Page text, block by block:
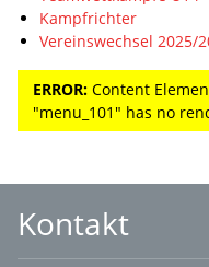
Kampfrichter
Vereinswechsel 2025/
ERROR: Content
"menu_101" has no
Kontakt